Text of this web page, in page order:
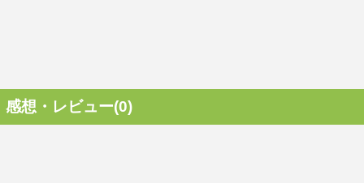
感想・レビュー(0)